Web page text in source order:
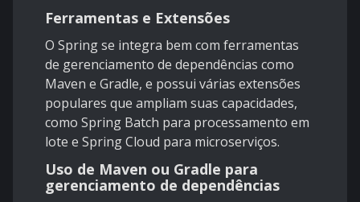
Ferramentas e Extensões
O Spring se integra bem com ferramentas
de gerenciamento de dependências como
Maven e Gradle, e possui várias extensões
populares que ampliam suas capacidades,
como Spring Batch para processamento em
lote e Spring Cloud para microserviços.
Uso de Maven ou Gradle para
gerenciamento de dependências